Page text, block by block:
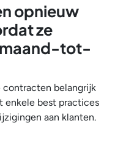
opnieuw
ze
maand-tot-
contracten belangrijk
enkele best practices
aan klanten.